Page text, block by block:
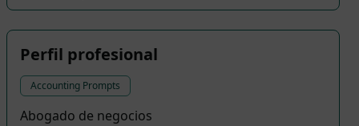
Perfil profesional
Accounting Prompts
Abogado de negocios